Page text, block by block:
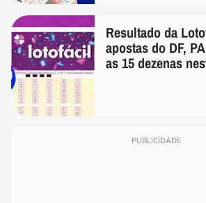
Resultado da
apostas do DF,
as 15 dezenas
PUBLICIDADE